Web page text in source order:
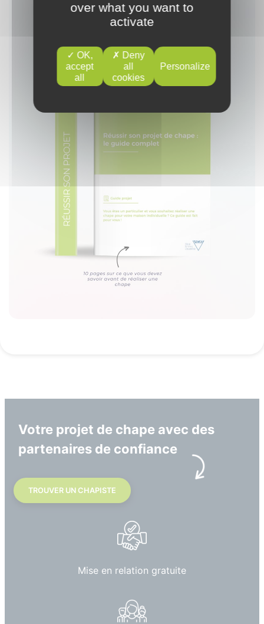
Votre projet de chape avec des
partenaires de confiance
TROUVER UN CHAPISTE
Mise en relation gratuite
over what you want to
activate
OK,
accept
all
Deny
all
cookies
Personalize